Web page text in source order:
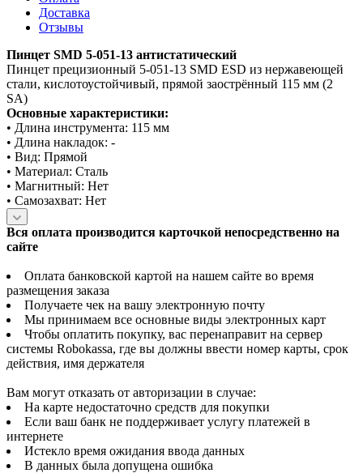
Доставка
Отзывы
Пинцет SMD 5-051-13 антистатический
Пинцет прецизионный 5-051-13 SMD ESD из нержавеющей
стали, кислотоустойчивый, прямой заострённый 115 мм (2
SA)
Основные характеристики:
• Длина инструмента: 115 мм
• Длина накладок: -
• Вид: Прямой
• Материал: Сталь
• Магнитный: Нет
• Самозахват: Нет
Вся оплата производится карточкой непосредственно на
сайте
Оплата банковской картой на нашем сайте во время
размещения заказа
Получаете чек на вашу электронную почту
Мы принимаем все основные виды электронных карт
Чтобы оплатить покупку, вас перенаправит на сервер
системы Robokassa, где вы должны ввести номер карты, срок
действия, имя держателя
Вам могут отказать от авторизации в случае:
На карте недостаточно средств для покупки
Если ваш банк не поддерживает услугу платежей в
интернете
Истекло время ожидания ввода данных
В данных была допущена ошибка